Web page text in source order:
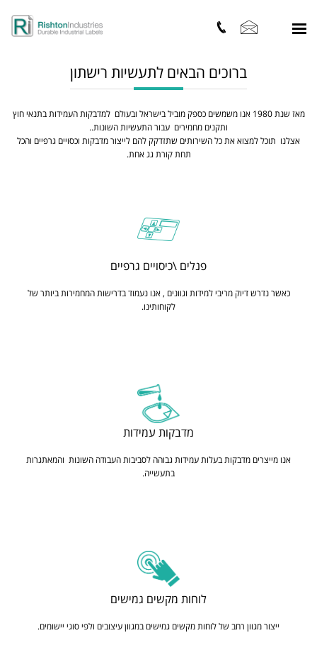
ברוכים הבאים לתעשיות רישתון
מאז שנת 1980 אנו משמשים כספק מוביל בישראל ובעולם למדבקות העמידות בתנאי חוץ
ותקנים מחמירים עבור התעשיות השונות..
אצלנו תוכל למצוא את כל השירותים שתזדקק להם לייצור מדבקות וכסויים גרפיים והכל
תחת קורת גג אחת.
פנלים \כיסויים גרפיים
כאשר נדרש דיוק מריבי למידות וגוונים , אנו נעמוד בדרישות המחמירות ביותר של
לקוחותינו.
מדבקות עמידות
אנו מייצרים מדבקות בעלות עמידות גבוהה לסביבות העבודה השונות והמאתגרות
בתעשייה.
לוחות מקשים גמישים
ייצור מגוון רחב של לוחות מקשים גמישים במגוון עיצובים ולפי סוגי יישומים.